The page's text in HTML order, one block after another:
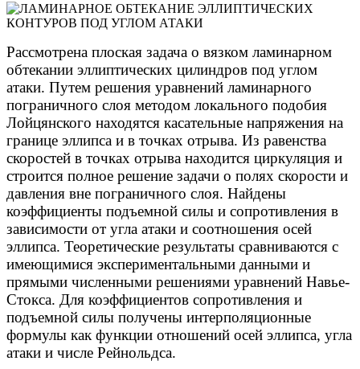
Рассмотрена плоская задача о вязком ламинарном
обтекании эллиптических цилиндров под углом
атаки. Путем решения уравнений ламинарного
пограничного слоя методом локального подобия
Лойцянского находятся касательные напряжения на
границе эллипса и в точках отрыва. Из равенства
скоростей в точках отрыва находится циркуляция и
строится полное решение задачи о полях скорости и
давления вне пограничного слоя. Найдены
коэффициенты подъемной силы и сопротивления в
зависимости от угла атаки и соотношения осей
эллипса. Теоретические результаты сравниваются с
имеющимися экспериментальными данными и
прямыми численными решениями уравнений Навье-
Стокса. Для коэффициентов сопротивления и
подъемной силы получены интерполяционные
формулы как функции отношений осей эллипса, угла
атаки и числе Рейнольдса.